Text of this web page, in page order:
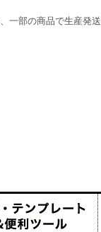
覧ください